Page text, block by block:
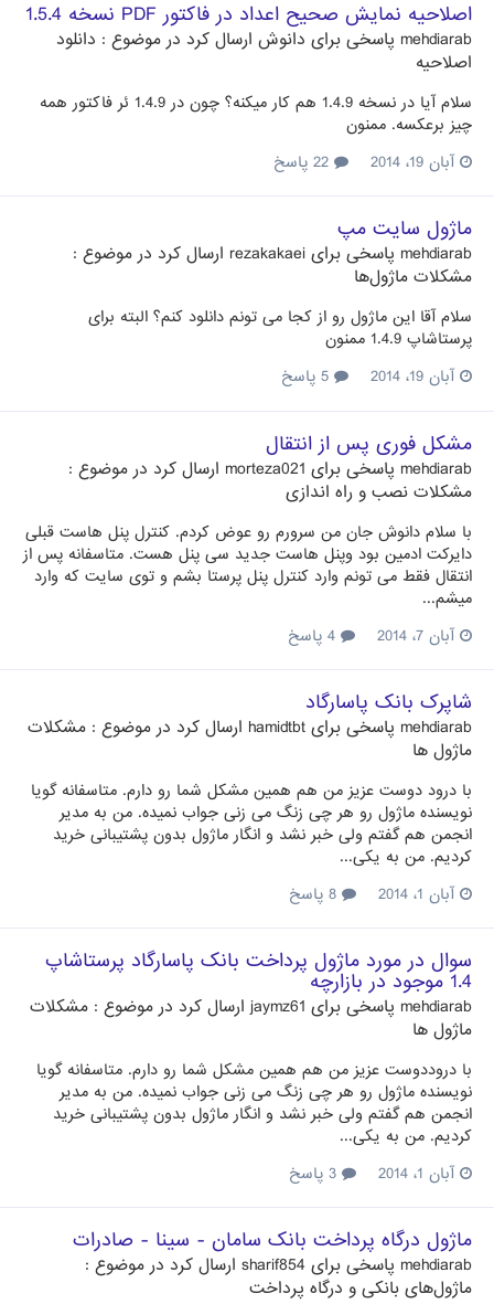
اصلاحیه نمایش صحیح اعداد در فاکتور PDF نسخه 1.5.4
mehdiarab پاسخی برای دانوش ارسال کرد در موضوع : دانلود
اصلاحیه
سلام آیا در نسخه 1.4.9 هم کار میکنه؟ چون در 1.4.9 ئر فاکتور همه
چیز برعکسه. ممنون
آبان 19، 2014
ماژول سایت مپ
mehdiarab پاسخی برای rezakakaei ارسال کرد در موضوع :
مشکلات ماژول‌ها
سلام آقا این ماژول رو از کجا می تونم دانلود کنم؟ البته برای
پرستاشاپ 1.4.9 ممنون
آبان 19، 2014
مشکل فوری پس از انتقال
mehdiarab پاسخی برای morteza021 ارسال کرد در موضوع :
مشکلات نصب و راه اندازی
با سلام دانوش جان من سرورم رو عوض کردم. کنترل پنل هاست قبلی
دایرکت ادمین بود وپنل هاست جدید سی پنل هست. متاسفانه پس از
انتقال فقط می تونم وارد کنترل پنل پرستا بشم و توی سایت که وارد
میشم...
آبان 7، 2014
شاپرک بانک پاسارگاد
mehdiarab پاسخی برای hamidtbt ارسال کرد در موضوع : مشکلات
ماژول ها
با درود دوست عزیز من هم همین مشکل شما رو دارم. متاسفانه گویا
نویسنده ماژول رو هر چی زنگ می زنی جواب نمیده. من به مدیر
انجمن هم گفتم ولی خبر نشد و انگار ماژول بدون پشتیبانی خرید
کردیم. من به یکی...
آبان 1، 2014
سوال در مورد ماژول پرداخت بانک پاسارگاد پرستاشاپ
1.4 موجود در بازارچه
mehdiarab پاسخی برای jaymz61ارسال کرد در موضوع : مشکلات
ماژول ها
با دروددوست عزیز من هم همین مشکل شما رو دارم. متاسفانه گویا
نویسنده ماژول رو هر چی زنگ می زنی جواب نمیده. من به مدیر
انجمن هم گفتم ولی خبر نشد و انگار ماژول بدون پشتیبانی خرید
کردیم. من به یکی...
آبان 1، 2014
ماژول درگاه پرداخت بانک سامان - سینا - صادرات
mehdiarab پاسخی برای sharif854 ارسال کرد در موضوع :
ماژول‌های بانکی و درگاه پرداخت